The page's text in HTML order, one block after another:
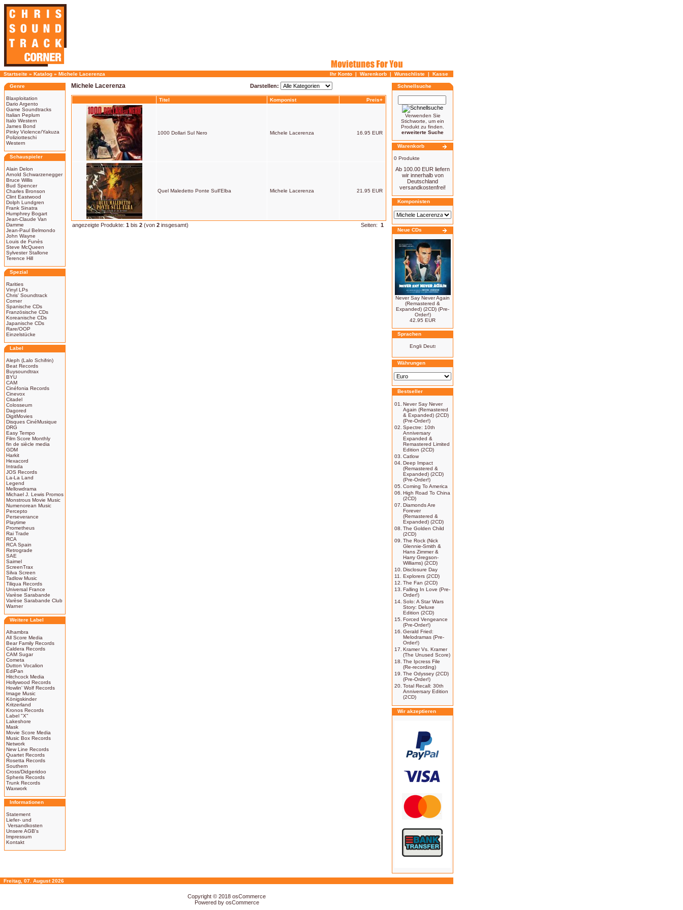
Startseite » Katalog » Michele Lacerenza Ihr Konto | Warenkorb | Wunschliste | Kasse
Genre
Blaxploitation
Dario Argento
Game Soundtracks
Italian Peplum
Italo Western
James Bond
Pinky Violence/Yakuza
Poliziotteschi
Western
Schauspieler
Alain Delon
Arnold Schwarzenegger
Bruce Willis
Bud Spencer
Charles Bronson
Clint Eastwood
Dolph Lundgren
Frank Sinatra
Humphrey Bogart
Jean-Claude Van
Damme
Jean-Paul Belmondo
John Wayne
Louis de Funès
Steve McQueen
Sylvester Stallone
Terence Hill
Spezial
Rarities
Vinyl LPs
Chris' Soundtrack
Corner
Spanische CDs
Französische CDs
Koreanische CDs
Japanische CDs
Rare/OOP
Einzelstücke
Label
Aleph (Lalo Schifrin)
Beat Records
Buysoundtrax
BYU
CAM
Cinéfonia Records
Cinevox
Citadel
Colosseum
Dagored
DigitMovies
Disques CinéMusique
DRG
Easy Tempo
Film Score Monthly
fin de siècle media
GDM
Harkit
Hexacord
Intrada
JOS Records
La-La Land
Legend
Mellowdrama
Michael J. Lewis Promos
Monstrous Movie Music
Numenorean Music
Percepto
Perseverance
Playtime
Prometheus
Rai Trade
RCA
RCA Spain
Retrograde
SAE
Saimel
ScreenTrax
Silva Screen
Tadlow Music
Tiliqua Records
Universal France
Varèse Sarabande
Varèse Sarabande Club
Warner
Weitere Label
Alhambra
All Score Media
Bear Family Records
Caldera Records
CAM Sugar
Cometa
Dutton Vocalion
EdiPan
Hitchcock Media
Hollywood Records
Howlin' Wolf Records
Image Music
Königskinder
Kritzerland
Kronos Records
Label "X"
Lakeshore
Mask
Movie Score Media
Music Box Records
Network
New Line Records
Quartet Records
Rosetta Records
Southern
Cross/Didgeridoo
Spheris Records
Trunk Records
Waxwork
Informationen
Statement
Liefer- und
Versandkosten
Unsere AGB's
Impressum
Kontakt
Michele Lacerenza Darstellen:
Titel Komponist Preis+
1000 Dollari Sul Nero Michele Lacerenza 16.95 EUR
Quel Maledetto Ponte Sull'Elba Michele Lacerenza 21.95 EUR
angezeigte Produkte: 1 bis 2 (von 2 insgesamt) Seiten: 1
Schnellsuche
Verwenden Sie
Stichworte, um ein
Produkt zu finden.
erweiterte Suche
Warenkorb
0 Produkte
Ab 100.00 EUR liefern
wir innerhalb von
Deutschland
versandkostenfrei!
Komponisten
Neue CDs
Never Say Never Again
(Remastered &
Expanded) (2CD) (Pre-
Order!)
42.95 EUR
Sprachen
Währungen
Bestseller
01.
Never Say Never
Again (Remastered
& Expanded) (2CD)
(Pre-Order!)
02. Spectre: 10th
Anniversary
Expanded &
Remastered Limited
Edition (2CD)
03. Catlow
04. Deep Impact
(Remastered &
Expanded) (2CD)
(Pre-Order!)
05. Coming To America
06. High Road To China
(2CD)
07. Diamonds Are
Forever
(Remastered &
Expanded) (2CD)
08. The Golden Child
(2CD)
09. The Rock (Nick
Glennie-Smith &
Hans Zimmer &
Harry Gregson-
Williams) (2CD)
10. Disclosure Day
11.
Explorers (2CD)
12. The Fan (2CD)
13. Falling In Love (Pre-
Order!)
14. Solo: A Star Wars
Story: Deluxe
Edition (2CD)
15. Forced Vengeance
(Pre-Order!)
16. Gerald Fried:
Melodramas (Pre-
Order!)
17. Kramer Vs. Kramer
(The Unused Score)
18. The Ipcress File
(Re-recording)
19. The Odyssey (2CD)
(Pre-Order!)
20. Total Recall: 30th
Anniversary Edition
(2CD)
Wir akzeptieren
Freitag, 07. August 2026
Copyright © 2018 osCommerce
Powered by osCommerce